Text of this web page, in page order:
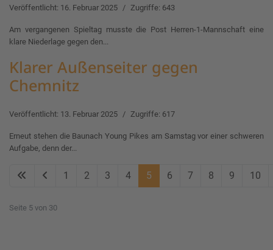
Veröffentlicht: 16. Februar 2025 Zugriffe: 643
Am vergangenen Spieltag musste die Post Herren-1-Mannschaft eine
klare Niederlage gegen den...
Klarer Außenseiter gegen
Chemnitz
Veröffentlicht: 13. Februar 2025 Zugriffe: 617
Erneut stehen die Baunach Young Pikes am Samstag vor einer schweren
Aufgabe, denn der...
1 2 3 4 5 6 7 8 9 10
Seite 5 von 30